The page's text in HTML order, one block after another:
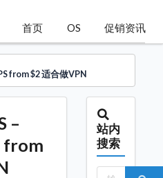
首页 OS 促销资讯
from $2 适合做VPN
–
from
站内
搜索